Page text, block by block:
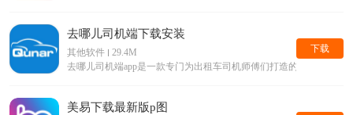
去哪儿司机端下载安装
其他软件
29.4M
去哪儿司机端app是一款专门为出租车司机师傅们打造的手机平台
下载
美易下载最新版p图